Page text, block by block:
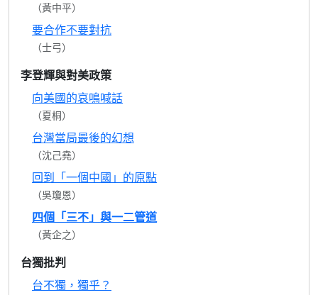
（黃中平）
要合作不要對抗
（士弓）
李登輝與對美政策
向美國的哀鳴喊話
（夏桐）
台灣當局最後的幻想
（沈己堯）
回到「一個中國」的原點
（吳瓊恩）
四個「三不」與一二管道
（黃企之）
台獨批判
台不獨，獨乎？